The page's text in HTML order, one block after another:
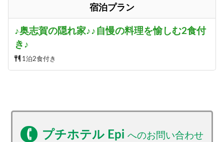
宿泊プラン
♪奥志賀の隠れ家♪♪自慢の料理を愉しむ2食付
き♪
1泊2食付き
プチホテル Epi